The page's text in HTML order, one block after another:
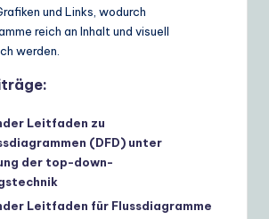
und Links, wodurch
reich an Inhalt und visuell
werden.
Leitfaden zu
(DFD) unter
der top-down-
Leitfaden für Flussdiagramme